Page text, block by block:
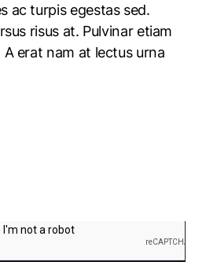
ac turpis egestas sed.
risus at. Pulvinar etiam
A erat nam at lectus urna